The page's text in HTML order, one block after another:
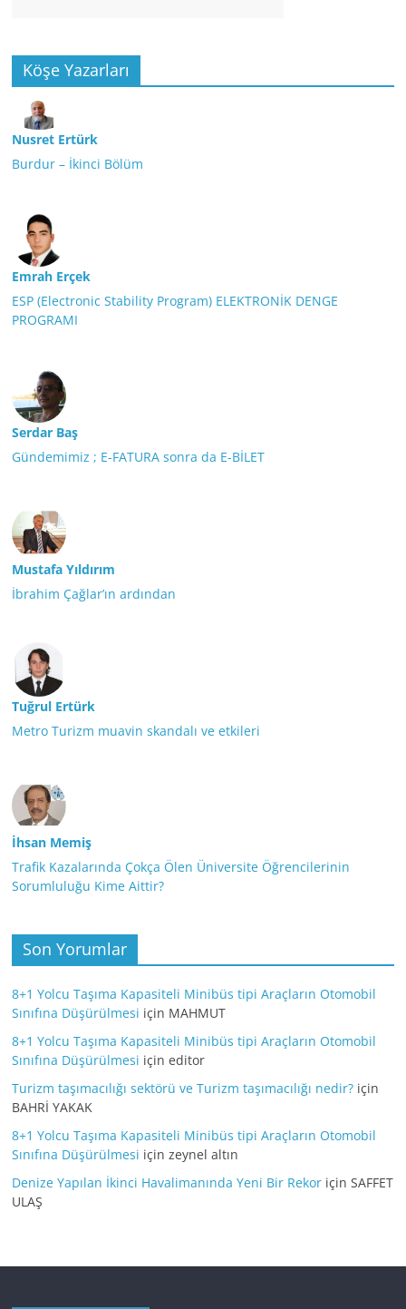
Köşe Yazarları
Nusret Ertürk
Burdur – İkinci Bölüm
Emrah Erçek
ESP (Electronic Stability Program) ELEKTRONİK DENGE
PROGRAMI
Serdar Baş
Gündemimiz ; E-FATURA sonra da E-BİLET
Mustafa Yıldırım
İbrahim Çağlar’ın ardından
Tuğrul Ertürk
Metro Turizm muavin skandalı ve etkileri
İhsan Memiş
Trafik Kazalarında Çokça Ölen Üniversite Öğrencilerinin
Sorumluluğu Kime Aittir?
Son Yorumlar
8+1 Yolcu Taşıma Kapasiteli Minibüs tipi Araçların Otomobil
Sınıfına Düşürülmesi için MAHMUT
8+1 Yolcu Taşıma Kapasiteli Minibüs tipi Araçların Otomobil
Sınıfına Düşürülmesi içineditor
Turizm taşımacılığı sektörü ve Turizm taşımacılığı nedir? için
BAHRİ YAKAK
8+1 Yolcu Taşıma Kapasiteli Minibüs tipi Araçların Otomobil
Sınıfına Düşürülmesi içinzeynel altın
Denize Yapılan İkinci Havalimanında Yeni Bir Rekor içinSAFFET
ULAŞ